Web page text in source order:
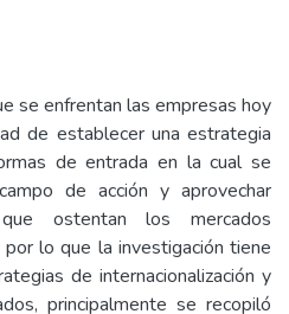
se enfrentan las empresas hoy
de establecer una estrategia
de entrada en la cual se
de acción y aprovechar
ostentan los mercados
lo que la investigación tiene
de internacionalización y
principalmente se recopiló